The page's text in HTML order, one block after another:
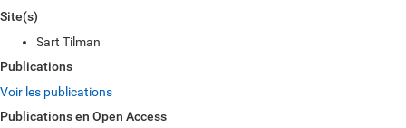
Site(s)
Sart Tilman
Publications
Voir les publications
Publications en Open Access